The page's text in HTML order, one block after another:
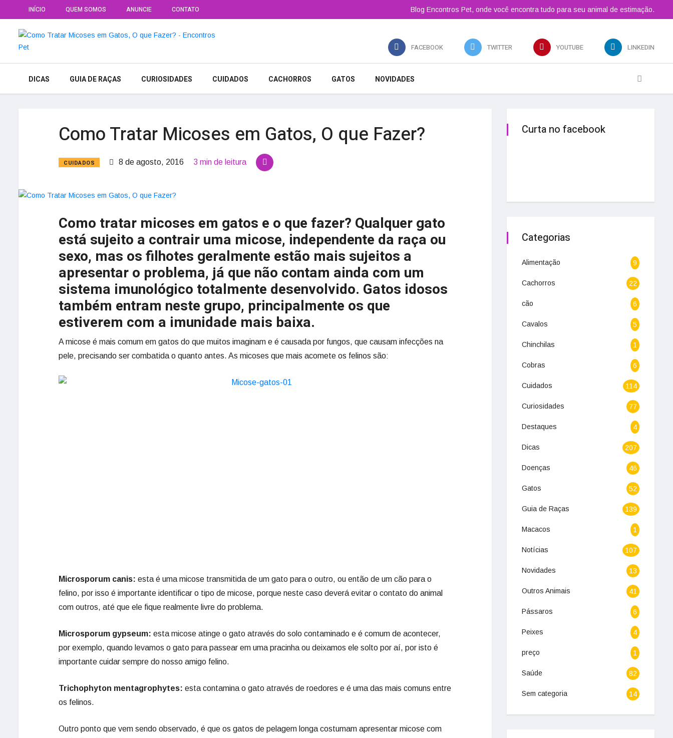
INÍCIO QUEM SOMOS ANUNCIE CONTATO Blog Encontros Pet, onde você encontra tudo para seu animal de estimação.
FACEBOOK TWITTER YOUTUBE LINKEDIN
DICAS GUIA DE RAÇAS CURIOSIDADES CUIDADOS CACHORROS GATOS NOVIDADES
Como Tratar Micoses em Gatos, O que Fazer?
CUIDADOS 8 de agosto, 2016 3 min de leitura
Como tratar micoses em gatos e o que fazer? Qualquer gato
está sujeito a contrair uma micose, independente da raça ou
sexo, mas os filhotes geralmente estão mais sujeitos a
apresentar o problema, já que não contam ainda com um
sistema imunológico totalmente desenvolvido. Gatos idosos
também entram neste grupo, principalmente os que
estiverem com a imunidade mais baixa.
A micose é mais comum em gatos do que muitos imaginam e é causada por fungos, que causam infecções na
pele, precisando ser combatida o quanto antes. As micoses que mais acomete os felinos são:
Microsporum canis: esta é uma micose transmitida de um gato para o outro, ou então de um cão para o
felino, por isso é importante identificar o tipo de micose, porque neste caso deverá evitar o contato do animal
com outros, até que ele fique realmente livre do problema.
Microsporum gypseum: esta micose atinge o gato através do solo contaminado e é comum de acontecer,
por exemplo, quando levamos o gato para passear em uma pracinha ou deixamos ele solto por aí, por isto é
importante cuidar sempre do nosso amigo felino.
Trichophyton mentagrophytes: esta contamina o gato através de roedores e é uma das mais comuns entre
os felinos.
Outro ponto que vem sendo observado, é que os gatos de pelagem longa costumam apresentar micose com
Curta no facebook
Categorias
Alimentação 9
Cachorros 22
cão 6
Cavalos 5
Chinchilas 1
Cobras 6
Cuidados 114
Curiosidades 77
Destaques 4
Dicas 207
Doenças 46
Gatos 52
Guia de Raças 139
Macacos 1
Notícias 107
Novidades 13
Outros Animais 41
Pássaros 6
Peixes 4
preço 1
Saúde 82
Sem categoria 14